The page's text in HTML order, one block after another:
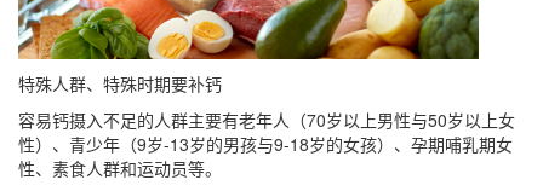
特殊人群、特殊时期要补钙
容易钙摄入不足的人群主要有老年人（70岁以上男性与50岁以上女
性）、青少年（9岁-13岁的男孩与9-18岁的女孩）、孕期哺乳期女
性、素食人群和运动员等。